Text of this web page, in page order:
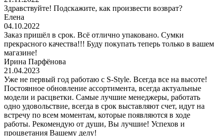
Здравствуйте! Подскажите, как произвести возврат?
Елена
04.10.2022
Заказ пришёл в срок. Всё отлично упаковано. Сумки
прекрасного качества!!! Буду покупать теперь только в вашем
магазине!
Ирина Парфёнова
21.04.2023
Уже не первый год работаю с S-Style. Всегда все на высоте!
Постоянное обновление ассортимента, всегда актуальные
модели и расцветки. Самые лучшие менеджеры, работать
одно удовольствие, всегда в срок выставляют счет, идут на
встречу по всем моментам, которые появляются в ходе
работы. Рекомендую от души, Вы лучшие! Успехов и
процветания Вашему делу!